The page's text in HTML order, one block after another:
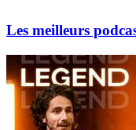
Les meilleurs